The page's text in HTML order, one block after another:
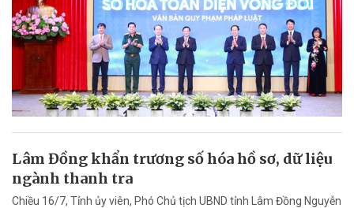
Lâm Đồng khẩn trương số hóa hồ sơ, dữ liệu
ngành thanh tra
Chiều 16/7, Tỉnh ủy viên, Phó Chủ tịch UBND tỉnh Lâm Đồng Nguyễn